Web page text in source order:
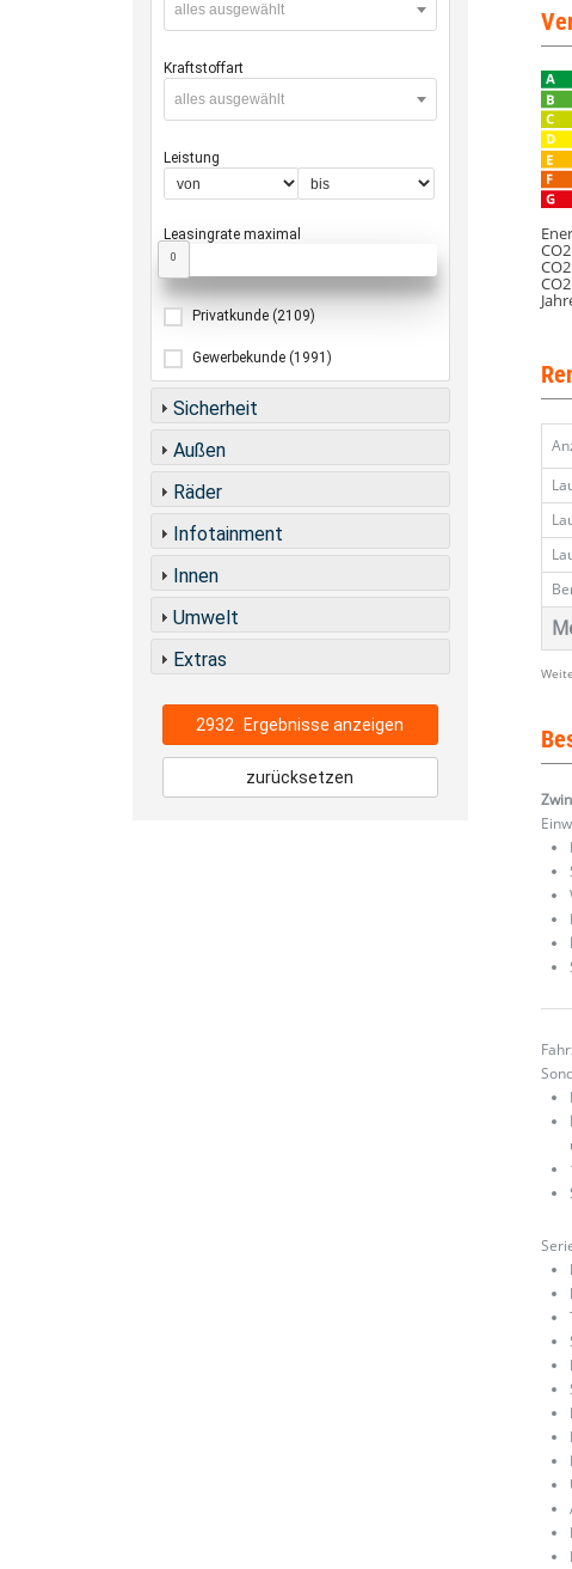
alles ausgewählt
Kraftstoffart
alles ausgewählt
Leistung
Leasingrate maximal
0
Privatkunde (2109)
Gewerbekunde (1991)
Sicherheit
Außen
Räder
Infotainment
Innen
Umwelt
Extras
2932 Ergebnisse anzeigen
zurücksetzen